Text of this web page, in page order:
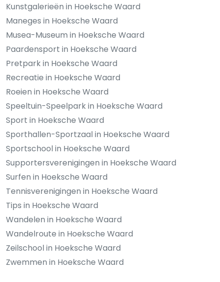
Kunstgalerieën in Hoeksche Waard
Maneges in Hoeksche Waard
Musea-Museum in Hoeksche Waard
Paardensport in Hoeksche Waard
Pretpark in Hoeksche Waard
Recreatie in Hoeksche Waard
Roeien in Hoeksche Waard
Speeltuin-Speelpark in Hoeksche Waard
Sport in Hoeksche Waard
Sporthallen-Sportzaal in Hoeksche Waard
Sportschool in Hoeksche Waard
Supportersverenigingen in Hoeksche Waard
Surfen in Hoeksche Waard
Tennisverenigingen in Hoeksche Waard
Tips in Hoeksche Waard
Wandelen in Hoeksche Waard
Wandelroute in Hoeksche Waard
Zeilschool in Hoeksche Waard
Zwemmen in Hoeksche Waard